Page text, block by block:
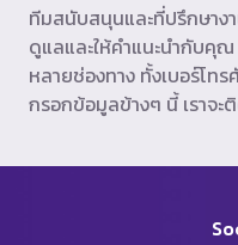
ทีมสนับสนุนและที่ปรึกษาง
ดูแลและให้คำแนะนำกับคุ
หลายช่องทาง ทั้งเบอร์โท
กรอกข้อมูลข้างๆ นี้ เราจ